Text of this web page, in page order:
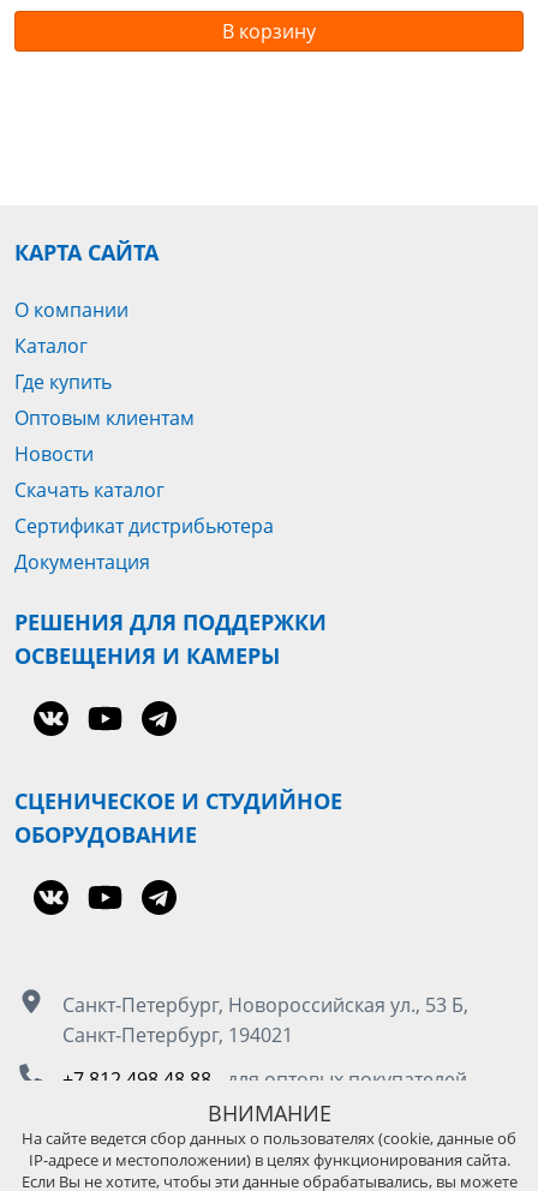
В корзину
КАРТА САЙТА
О компании
Каталог
Где купить
Оптовым клиентам
Новости
Скачать каталог
Сертификат дистрибьютера
Документация
РЕШЕНИЯ ДЛЯ ПОДДЕРЖКИ
ОСВЕЩЕНИЯ И КАМЕРЫ
СЦЕНИЧЕСКОЕ И СТУДИЙНОЕ
ОБОРУДОВАНИЕ
Санкт-Петербург, Новороссийская ул., 53 Б,
Санкт-Петербург, 194021
+7 812 498 48 88 - для оптовых покупателей
- для розничных покупателей
Москва, Остаповский проезд д.5, стр. 4, под.3
ВНИМАНИЕ
На сайте ведется сбор данных о пользователях (cookie, данные об
IP-адресе и местоположении) в целях функционирования сайта.
Если Вы не хотите, чтобы эти данные обрабатывались, вы можете